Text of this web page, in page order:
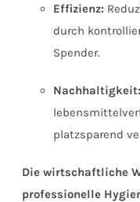
Effizienz:
durch
Spender.
Nachhaltigkeit:
platzsparend
Die wirtschaftliche
professionelle